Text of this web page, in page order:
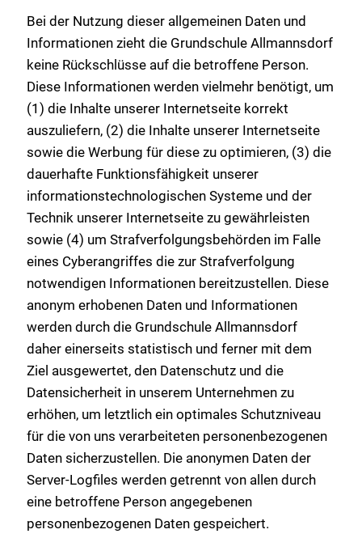
Bei der Nutzung dieser allgemeinen Daten und
Informationen zieht die Grundschule Allmannsdorf
keine Rückschlüsse auf die betroffene Person.
Diese Informationen werden vielmehr benötigt, um
(1) die Inhalte unserer Internetseite korrekt
auszuliefern, (2) die Inhalte unserer Internetseite
sowie die Werbung für diese zu optimieren, (3) die
dauerhafte Funktionsfähigkeit unserer
informationstechnologischen Systeme und der
Technik unserer Internetseite zu gewährleisten
sowie (4) um Strafverfolgungsbehörden im Falle
eines Cyberangriffes die zur Strafverfolgung
notwendigen Informationen bereitzustellen. Diese
anonym erhobenen Daten und Informationen
werden durch die Grundschule Allmannsdorf
daher einerseits statistisch und ferner mit dem
Ziel ausgewertet, den Datenschutz und die
Datensicherheit in unserem Unternehmen zu
erhöhen, um letztlich ein optimales Schutzniveau
für die von uns verarbeiteten personenbezogenen
Daten sicherzustellen. Die anonymen Daten der
Server-Logfiles werden getrennt von allen durch
eine betroffene Person angegebenen
personenbezogenen Daten gespeichert.